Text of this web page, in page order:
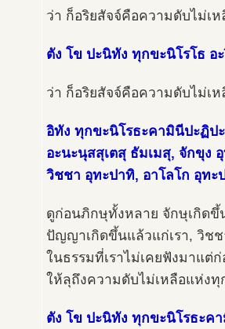
ว่า ก็อริยสัจจ์คือความดับไม่เ
ตัง โข ปะนิทัง ทุกขะนิโรโธ อ
ว่า ก็อริยสัจจ์คือความดับไม่เ
อิทัง ทุกขะนิโรธะคามินีปะฏิป
อะนะนุสสุเตสุ ธัมเมสุ, จักขุ
วิชชา อุทะปาทิ, อาโลโก อุทะ
ดูก่อนภิกษุทั้งหลาย จักษุเกิดขึ้
ปัญญาเกิดขึ้นแล้วแก่เรา, วิชช
ในธรรมที่เราไม่เคยฟังมาแต่
ให้ลุถึงความดับไม่เหลือแห่งทุ
ตัง โข ปะนิทัง ทุกขะนิโรธะค